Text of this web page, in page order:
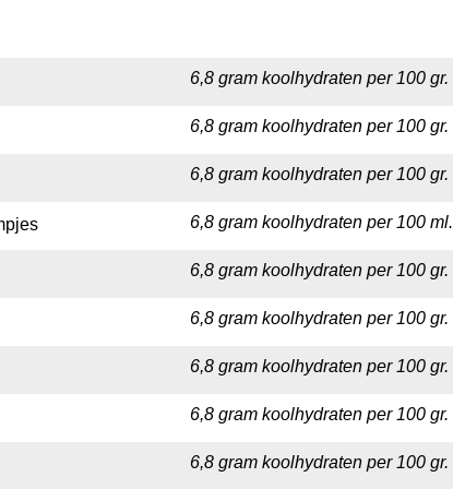
6,8 gram koolhydraten per 100 gr.
6,8 gram koolhydraten per 100 gr.
6,8 gram koolhydraten per 100 gr.
6,8 gram koolhydraten per 100 ml.
6,8 gram koolhydraten per 100 gr.
6,8 gram koolhydraten per 100 gr.
6,8 gram koolhydraten per 100 gr.
6,8 gram koolhydraten per 100 gr.
6,8 gram koolhydraten per 100 gr.